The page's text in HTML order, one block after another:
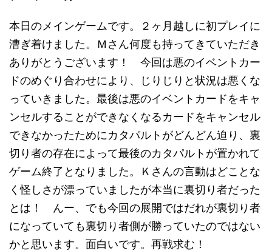
本日のメインゲームです。２ヶ月越しに初プレイに
漕ぎ着けました。Ｍさん何度も持ってきていただき
ありがとうございます！ 今回は悪のイベントカー
ドのめぐり合わせにより、じりじりと状況は悪くな
っていきました。最後は悪のイベントカードをキャ
ンセルすることができなくなるカードをキャンセル
できなかったためにカタパルトがどんどん迫り、裏
切り者の存在によって最後のカタパルトが置かれて
ゲーム終了となりました。Ｋさんの言動はどことな
く怪しさが漂っていましたが本当に裏切り者だった
とは！ んー、でも今回の展開ではだれが裏切り者
になっていても裏切り者側が勝っていたのではない
かと思います。面白いです。再戦求む！